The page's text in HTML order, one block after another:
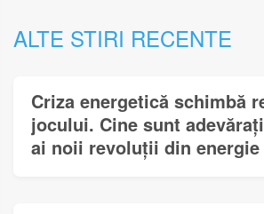
ALTE STIRI RECENTE
Criza energetică schimbă
jocului. Cine sunt
ai noii revoluții din energie